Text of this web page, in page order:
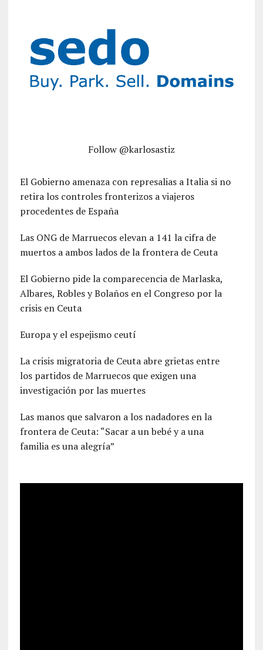
Follow @karlosastiz
El Gobierno amenaza con represalias a Italia si no
retira los controles fronterizos a viajeros
procedentes de España
Las ONG de Marruecos elevan a 141 la cifra de
muertos a ambos lados de la frontera de Ceuta
El Gobierno pide la comparecencia de Marlaska,
Albares, Robles y Bolaños en el Congreso por la
crisis en Ceuta
Europa y el espejismo ceutí
La crisis migratoria de Ceuta abre grietas entre
los partidos de Marruecos que exigen una
investigación por las muertes
Las manos que salvaron a los nadadores en la
frontera de Ceuta: “Sacar a un bebé y a una
familia es una alegría”